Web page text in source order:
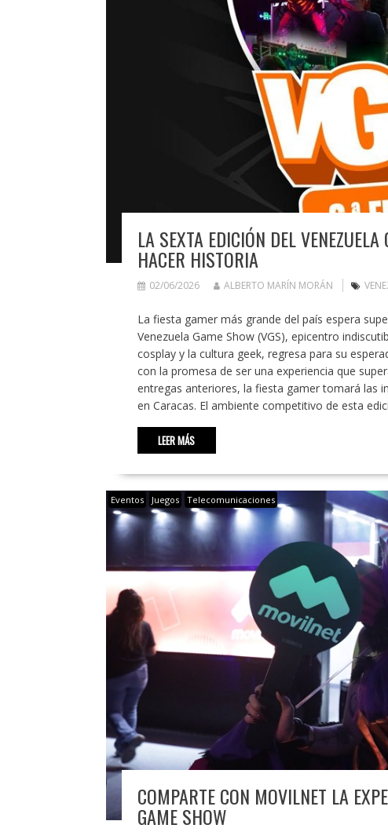
LA SEXTA EDICIÓN DEL
HACER HISTORIA
02/06/2026 ALBERTO MARÍN MORÁN
La fiesta gamer más grande del país espera
Venezuela Game Show (VGS), epicentro
cosplay y la cultura geek, regresa para su
con la promesa de ser una experiencia que
entregas anteriores, la fiesta gamer tomará las
en Caracas. El ambiente competitivo de esta
LEER MÁS
Eventos Juegos Telecomunicaciones
COMPARTE CON MOVILNET LA
GAME SHOW